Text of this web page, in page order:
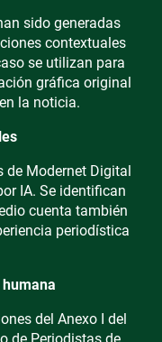
sido generadas
contextuales
se utilizan para
gráfica original
la noticia.
de Modernet Digital
IA. Se identifican
cuenta también
periodística
del Anexo I del
de Periodistas de